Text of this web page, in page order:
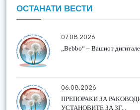
ОСТАНАТИ ВЕСТИ
07.08.2026
„Bebbo“ – Вашиот
06.08.2026
ПРЕПОРАКИ ЗА
УСТАНОВИТЕ ЗА ЗГ...